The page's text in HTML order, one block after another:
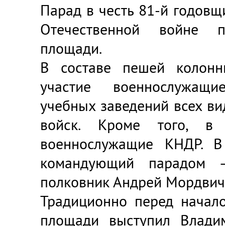
Парад в честь 81-й
Отечественной
площади.
В составе пешей
участие
учебных заведений всех
войск. Кроме того, в
военнослужащие КНДР.
командующий
полковник Андрей
Традиционно перед
площади выступил